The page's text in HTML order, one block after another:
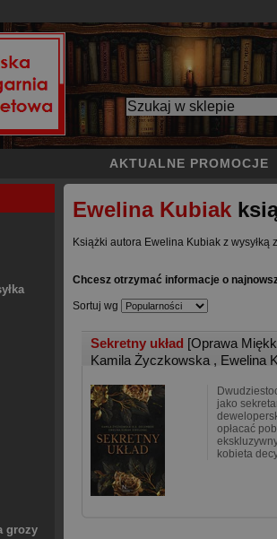
AKTUALNE PROMOCJE
grozy
Ewelina Kubiak
Książki autora Ewelina Kubiak z wysyłką
Chcesz otrzymać informacje o
Sortuj wg
Sekretny układ [Oprawa
Kamila Życzkowska , Ewelina
jako
opłacać
kobieta